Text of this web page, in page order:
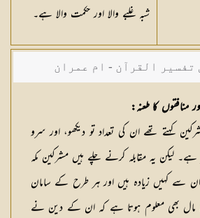
شبہ غلبے والا اور حکمت والا ہے۔
تفسیر القرآن - ام عمران
حسین
منافقوں کا طعنہ:
کہتے تھے ان کی تعداد تو دیکھو، اور سرو
لیکن یہ مقابلہ کرنے چلے ہیں مشرکین مکہ
سے کہیں زیادہ ہیں اور ہر طرح کے سامان
مال بھی معلوم ہوتا ہے کہ ان کے دین نے